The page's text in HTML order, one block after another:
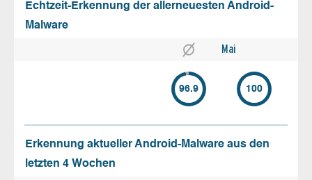
Echtzeit-Erkennung der allerneuesten Android-
Malware
Mai
96.9 100
Erkennung aktueller Android-Malware aus den
letzten 4 Wochen